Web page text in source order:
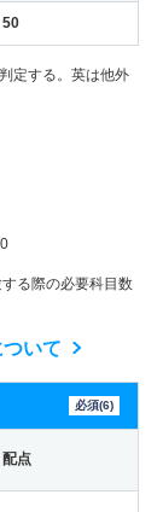
50
定する。英は他外
る際の必要科目数
いて
必須(6)
配点